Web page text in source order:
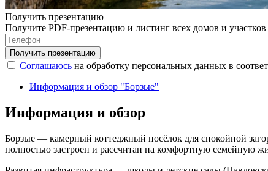
Получить презентацию
Получите PDF-презентацию и листинг всех домов и
Соглашаюсь на обработку персональных данных в
Информация и обзор "Борзые"
Информация и обзор
Борзые — камерный коттеджный посёлок для спокойной
полностью застроен и рассчитан на комфортную семейную